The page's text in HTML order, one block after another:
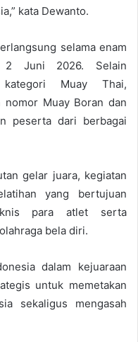
kata Dewanto.
selama enam
Juni 2026. Selain
kategori Muay Thai,
nomor Muay Boran dan
peserta dari berbagai
gelar juara, kegiatan
yang bertujuan
para atlet serta
bela diri.
dalam kejuaraan
untuk memetakan
sekaligus mengasah